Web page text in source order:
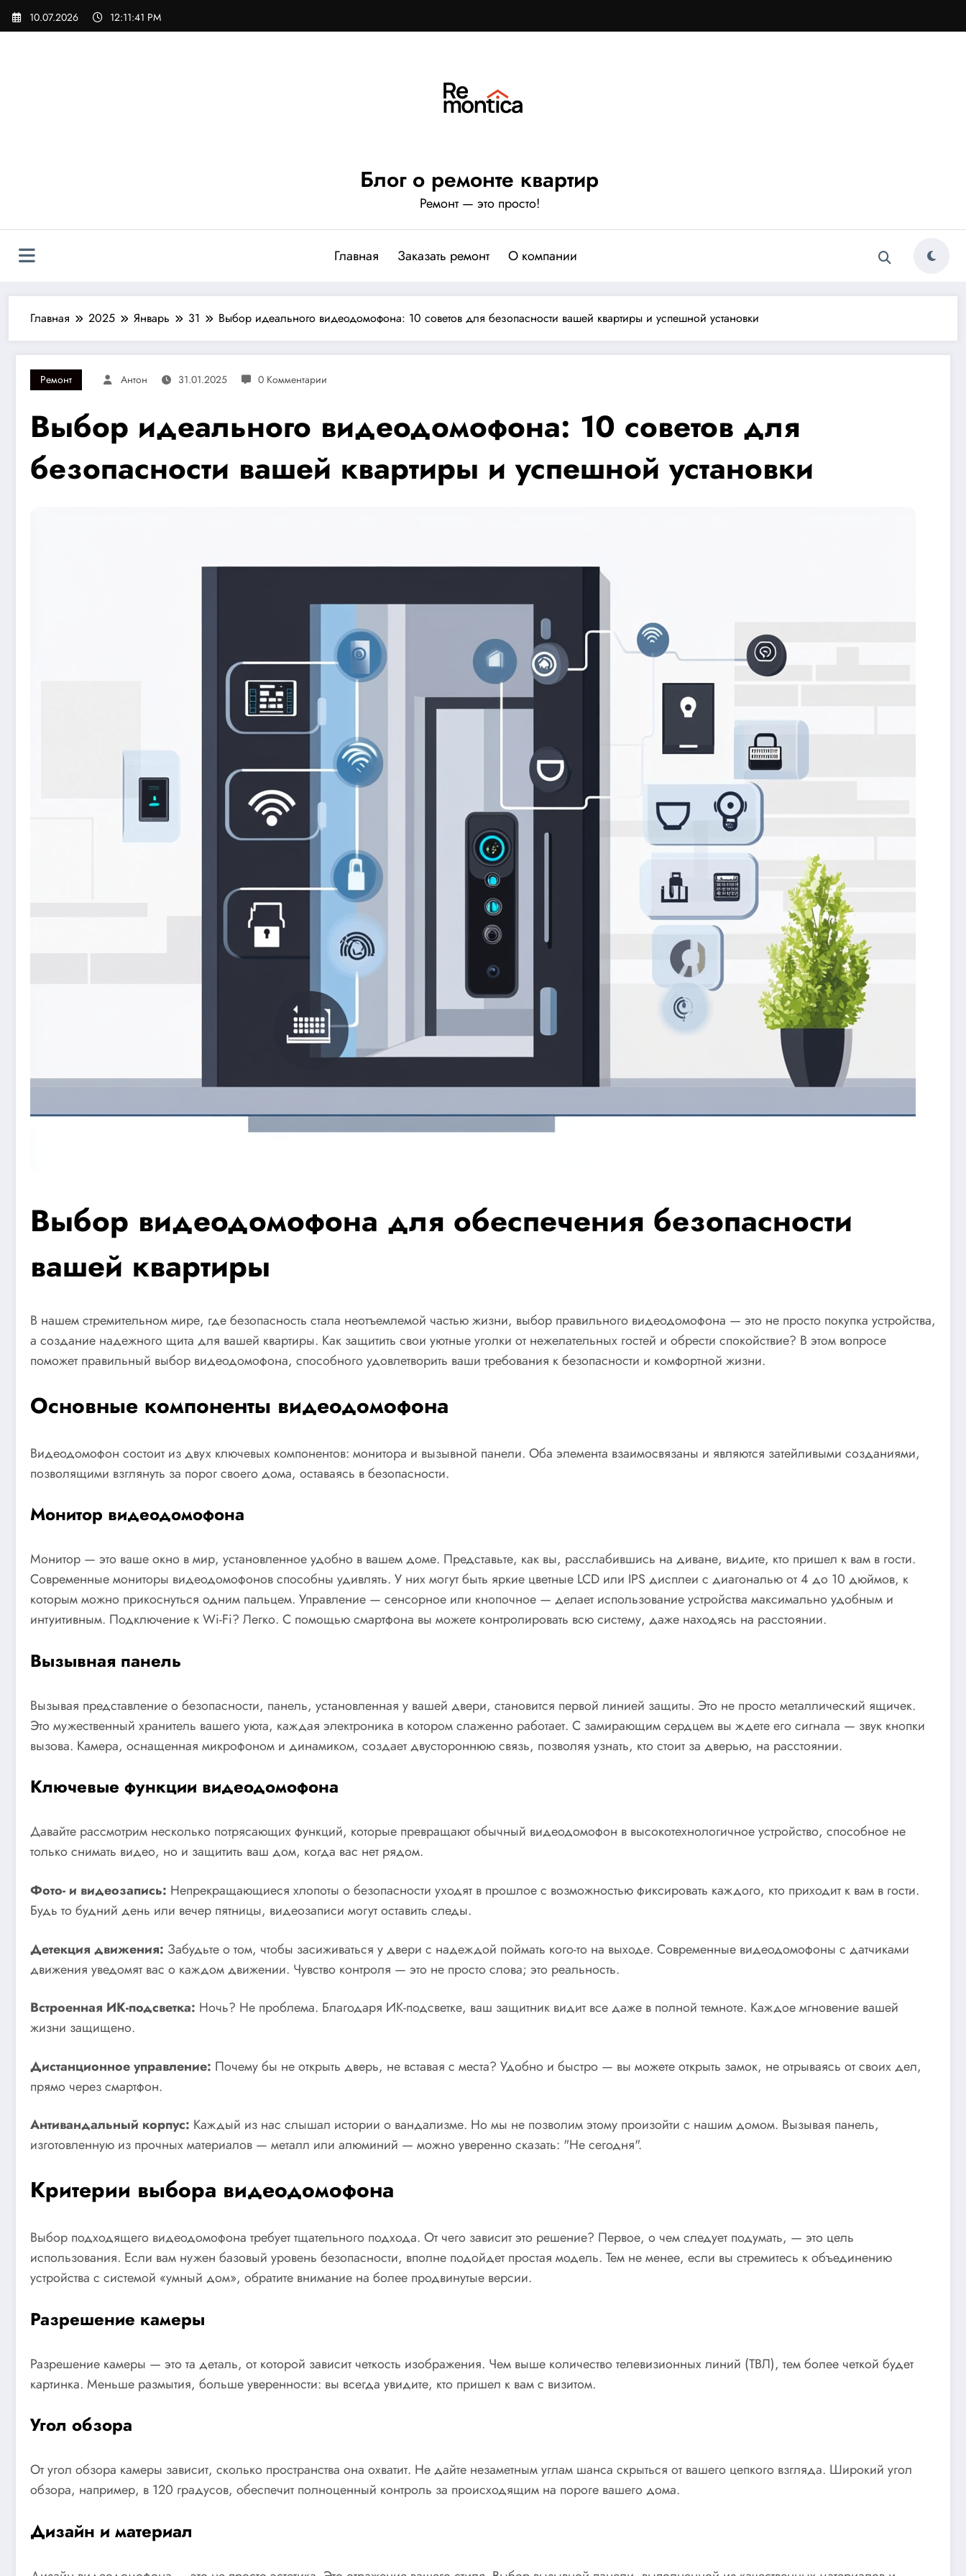
Перейти
10.07.2026 12:11:42 PM
Блог о ремонте квартир
Ремонт — это просто!
Главная Заказать ремонт О компании
Главная 2025 Январь 31 Выбор идеального видеодомофона: 10 советов для безопасности вашей квартиры и успешной установки
Ремонт Антон 31.01.2025 0 Комментарии
Выбор идеального видеодомофона: 10 советов для
безопасности вашей квартиры и успешной установки
Выбор видеодомофона для обеспечения безопасности
вашей квартиры
В нашем стремительном мире, где безопасность стала неотъемлемой частью жизни, выбор правильного видеодомофона — это не просто покупка устройства,
а создание надежного щита для вашей квартиры. Как защитить свои уютные уголки от нежелательных гостей и обрести спокойствие? В этом вопросе
поможет правильный выбор видеодомофона, способного удовлетворить ваши требования к безопасности и комфортной жизни.
Основные компоненты видеодомофона
Видеодомофон состоит из двух ключевых компонентов: монитора и вызывной панели. Оба элемента взаимосвязаны и являются затейливыми созданиями,
позволящими взглянуть за порог своего дома, оставаясь в безопасности.
Монитор видеодомофона
Монитор — это ваше окно в мир, установленное удобно в вашем доме. Представьте, как вы, расслабившись на диване, видите, кто пришел к вам в гости.
Современные мониторы видеодомофонов способны удивлять. У них могут быть яркие цветные LCD или IPS дисплеи с диагональю от 4 до 10 дюймов, к
которым можно прикоснуться одним пальцем. Управление — сенсорное или кнопочное — делает использование устройства максимально удобным и
интуитивным. Подключение к Wi-Fi? Легко. С помощью смартфона вы можете контролировать всю систему, даже находясь на расстоянии.
Вызывная панель
Вызывая представление о безопасности, панель, установленная у вашей двери, становится первой линией защиты. Это не просто металлический ящичек.
Это мужественный хранитель вашего уюта, каждая электроника в котором слаженно работает. С замирающим сердцем вы ждете его сигнала — звук кнопки
вызова. Камера, оснащенная микрофоном и динамиком, создает двустороннюю связь, позволяя узнать, кто стоит за дверью, на расстоянии.
Ключевые функции видеодомофона
Давайте рассмотрим несколько потрясающих функций, которые превращают обычный видеодомофон в высокотехнологичное устройство, способное не
только снимать видео, но и защитить ваш дом, когда вас нет рядом.
Фото- и видеозапись: Непрекращающиеся хлопоты о безопасности уходят в прошлое с возможностью фиксировать каждого, кто приходит к вам в гости.
Будь то будний день или вечер пятницы, видеозаписи могут оставить следы.
Детекция движения: Забудьте о том, чтобы засиживаться у двери с надеждой поймать кого-то на выходе. Современные видеодомофоны с датчиками
движения уведомят вас о каждом движении. Чувство контроля — это не просто слова; это реальность.
Встроенная ИК-подсветка: Ночь? Не проблема. Благодаря ИК-подсветке, ваш защитник видит все даже в полной темноте. Каждое мгновение вашей
жизни защищено.
Дистанционное управление: Почему бы не открыть дверь, не вставая с места? Удобно и быстро — вы можете открыть замок, не отрываясь от своих дел,
прямо через смартфон.
Антивандальный корпус: Каждый из нас слышал истории о вандализме. Но мы не позволим этому произойти с нашим домом. Вызывая панель,
изготовленную из прочных материалов — металл или алюминий — можно уверенно сказать: "Не сегодня".
Критерии выбора видеодомофона
Выбор подходящего видеодомофона требует тщательного подхода. От чего зависит это решение? Первое, о чем следует подумать, — это цель
использования. Если вам нужен базовый уровень безопасности, вполне подойдет простая модель. Тем не менее, если вы стремитесь к объединению
устройства с системой «умный дом», обратите внимание на более продвинутые версии.
Разрешение камеры
Разрешение камеры — это та деталь, от которой зависит четкость изображения. Чем выше количество телевизионных линий (ТВЛ), тем более четкой будет
картинка. Меньше размытия, больше уверенности: вы всегда увидите, кто пришел к вам с визитом.
Угол обзора
От угол обзора камеры зависит, сколько пространства она охватит. Не дайте незаметным углам шанса скрыться от вашего цепкого взгляда. Широкий угол
обзора, например, в 120 градусов, обеспечит полноценный контроль за происходящим на пороге вашего дома.
Дизайн и материал